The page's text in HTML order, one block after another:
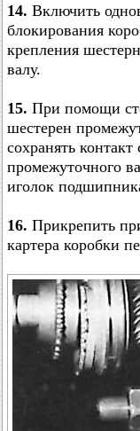
14. Включить
блокирования
крепления
валу.
15. При помощи
шестерен
сохранять
промежуточного
иголок
16. Прикрепить
картера коробки